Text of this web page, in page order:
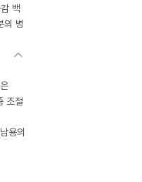
백
의 병
조절
용의